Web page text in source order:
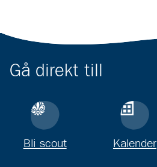
Gå direkt till
Bli scout Kalender